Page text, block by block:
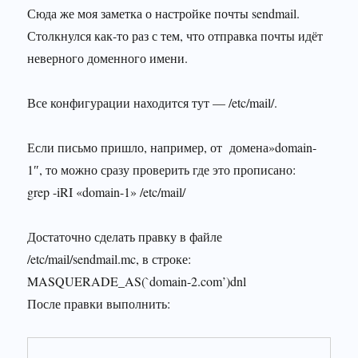
Сюда же моя заметка о настройке почты sendmail.
Столкнулся как-то раз с тем, что отправка почты идёт
неверного доменного имени.
Все конфигурации находится тут — /etc/mail/.
Если письмо пришло, например, от домена»domain-
1″, то можно сразу проверить где это прописано:
grep -iRI «domain-1» /etc/mail/
Достаточно сделать правку в файле
/etc/mail/sendmail.mc, в строке:
MASQUERADE_AS(`domain-2.com’)dnl
После правки выполнить: